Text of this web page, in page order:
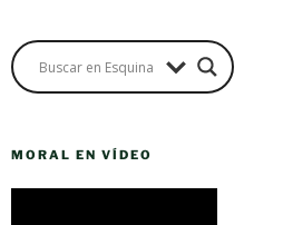
MORAL EN VÍDEO